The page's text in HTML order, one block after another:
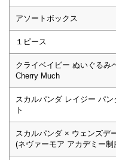
アソートボックス
１ピース
クライベイビー ぬいぐるみ
Cherry Much
スカルパンダ レイジー パ
ト
スカルパンダ × ウェンズデ
(ネヴァーモア アカデミー制